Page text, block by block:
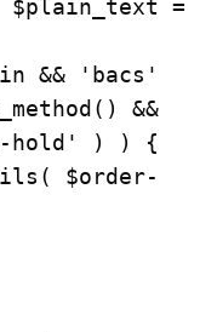
$plain_text =
&&
hold' ) ) {